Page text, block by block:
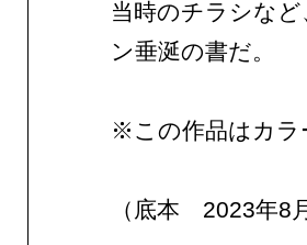
当時のチラシな
ン垂涎の書だ。
※この作品はカラ
（底本 2023年8